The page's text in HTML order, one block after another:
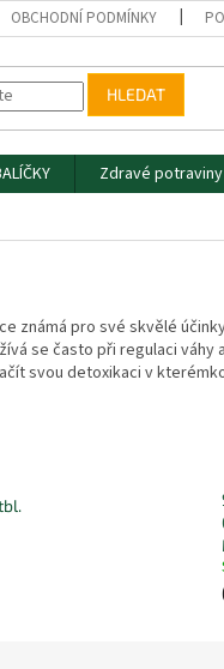
OBCHODNÍ PODMÍNKY
HLEDAT
Zdravé potraviny
známá pro své skvělé
se často při regulaci
svou detoxikaci v